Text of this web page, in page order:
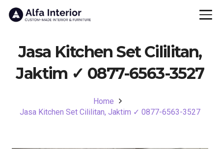
Jasa Kitchen Set Cililitan,
Jaktim ✓ 0877-6563-3527
Home
Jasa Kitchen Set Cililitan, Jaktim ✓ 0877-6563-3527